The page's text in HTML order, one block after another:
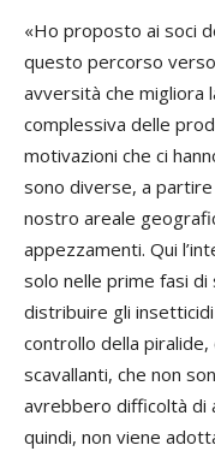
«Ho proposto ai soci
questo percorso
avversità che migliora
complessiva delle
motivazioni che ci
sono diverse, a
nostro areale
appezzamenti. Qui
solo nelle prime fasi
distribuire gli
controllo della
scavallanti, che non
avrebbero difficoltà di
quindi, non viene